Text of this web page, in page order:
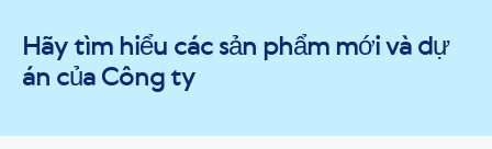
Hãy tìm hiểu các sản phẩm mới và dự
án của Công ty